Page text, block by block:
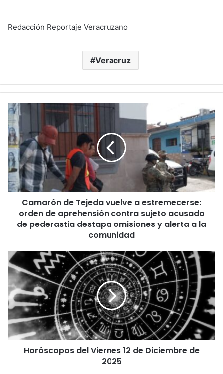
Redacción Reportaje Veracruzano
Veracruz
Camarón
Tejeda
vuelve
a
estremecerse:
orden
de
aprehensión
contra
sujeto
acusado
destapa
omisiones
y
alerta
a
la
comunidad
Camarón de Tejeda vuelve a estremecerse:
orden de aprehensión contra sujeto acusado
de pederastia destapa omisiones y alerta a la
comunidad
Horóscopos
del
Viernes
12
de
Diciembre
de
2025
Horóscopos del Viernes 12 de Diciembre de
2025